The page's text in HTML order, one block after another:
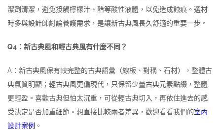
潔劑清潔，避免接觸檸檬汁、醋等酸性液體，以免造成蝕痕。選材
時多與設計師討論養護需求，是讓新古典風長久舒適的重要一步。
Q4：新古典風和輕古典風有什麼不同？
A：新古典風保有較完整的古典語彙（線板、對稱、石材），整體古
典氣質明顯；輕古典風更偏現代，只保留少量古典元素點綴，整體
更輕盈。喜歡古典但怕太沉重，可從輕古典切入，再依住進去的感
受決定是否加重細節。想直接比較兩者差異，歡迎看看我們的室內
設計案例 。